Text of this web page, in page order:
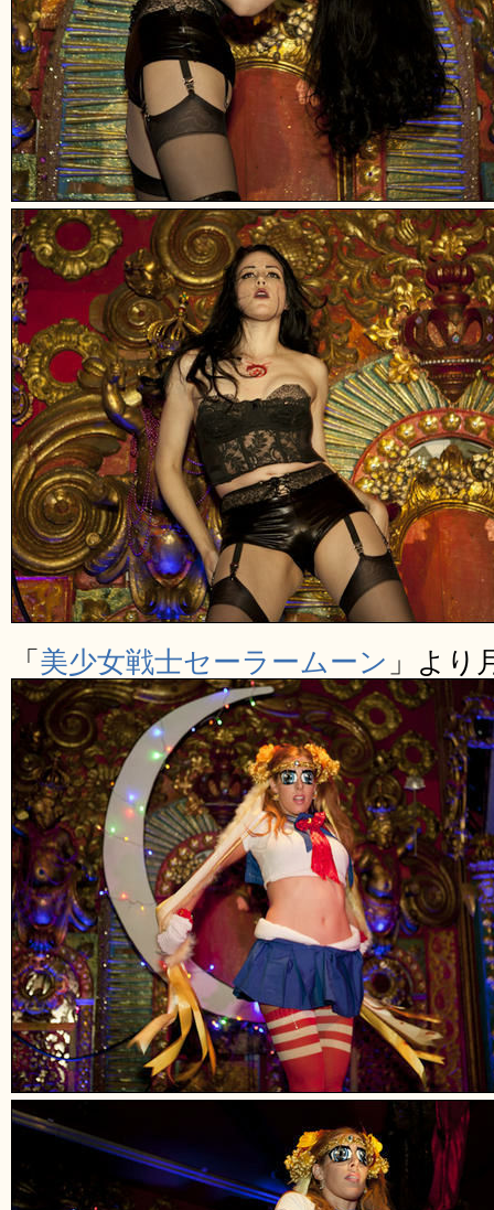
「 美少女戦士セーラームーン 」より